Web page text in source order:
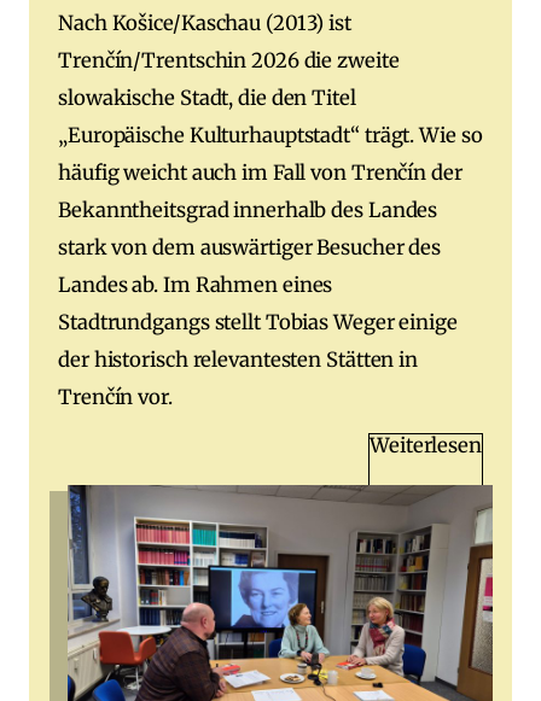
Nach Košice/Kaschau (2013) ist
Trenčín/Trentschin 2026 die zweite
slowakische Stadt, die den Titel
„Europäische Kulturhauptstadt“ trägt. Wie so
häufig weicht auch im Fall von Trenčín der
Bekanntheitsgrad innerhalb des Landes
stark von dem auswärtiger Besucher des
Landes ab. Im Rahmen eines
Stadtrundgangs stellt Tobias Weger einige
der historisch relevantesten Stätten in
Trenčín vor.
Weiterlesen